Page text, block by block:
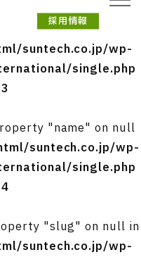
array key 0 in
suntech.co.jp/wp-
single.php
3
"name" on null
suntech.co.jp/wp-
single.php
4
"slug" on null in
suntech.co.jp/wp-
採用情報